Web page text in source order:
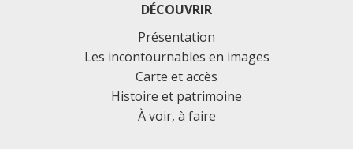
DÉCOUVRIR
Présentation
Les incontournables en images
Carte et accès
Histoire et patrimoine
À voir, à faire